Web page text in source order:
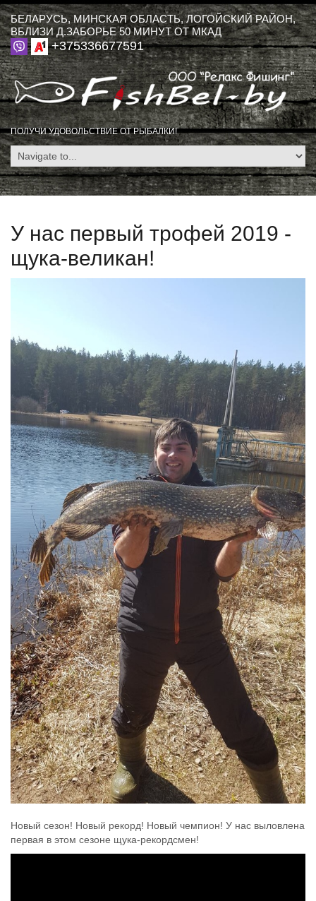
БЕЛАРУСЬ, МИНСКАЯ ОБЛАСТЬ, ЛОГОЙСКИЙ РАЙОН,
ВБЛИЗИ Д.ЗАБОРЬЕ 50 МИНУТ ОТ МКАД
+375336677591
ПОЛУЧИ УДОВОЛЬСТВИЕ ОТ РЫБАЛКИ!
У нас первый трофей 2019 -
щука-великан!
Новый сезон! Новый рекорд! Новый чемпион! У нас выловлена
первая в этом сезоне щука-рекордсмен!